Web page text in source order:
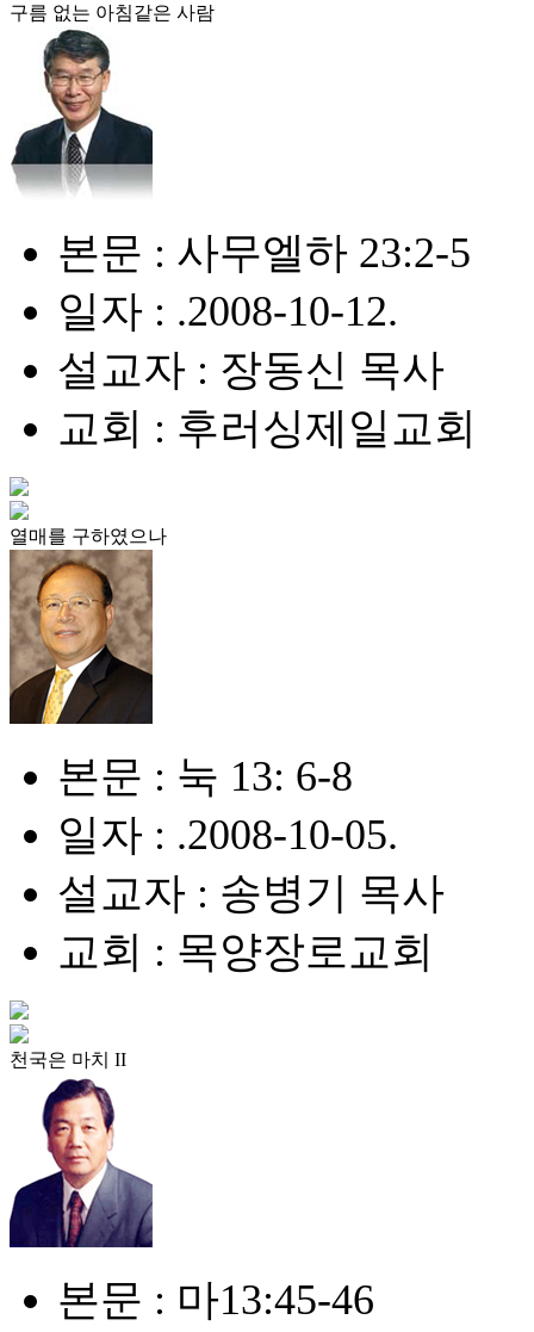
구름 없는 아침같은 사람
본문 : 사무엘하 23:2-5
일자 : .2008-10-12.
설교자 : 장동신 목사
교회 : 후러싱제일교회
열매를 구하였으나
본문 : 눅 13: 6-8
일자 : .2008-10-05.
설교자 : 송병기 목사
교회 : 목양장로교회
천국은 마치 II
본문 : 마13:45-46